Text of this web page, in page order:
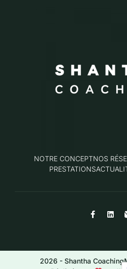
NOTRE CONCEPTNOS
PRESTATIONS
2026 - Shantha Coaching